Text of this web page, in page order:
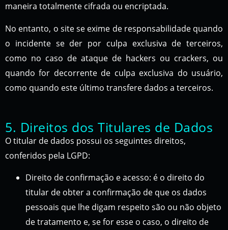
maneira totalmente cifrada ou encriptada.
No entanto, o site se exime de responsabilidade quando
o incidente se der por culpa exclusiva de terceiros,
como no caso de ataque de hackers ou crackers, ou
quando for decorrente de culpa exclusiva do usuário,
como quando este último transfere dados a terceiros.
5. Direitos dos Titulares de Dados
O titular de dados possui os seguintes direitos,
conferidos pela LGPD:
Direito de confirmação e acesso: é o direito do
titular de obter a confirmação de que os dados
pessoais que lhe digam respeito são ou não objeto
de tratamento e, se for esse o caso, o direito de